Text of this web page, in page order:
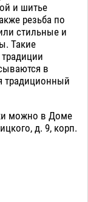
и шитье
резьба по
стильные и
Такие
в
традиционный
можно в Доме
д. 9, корп.